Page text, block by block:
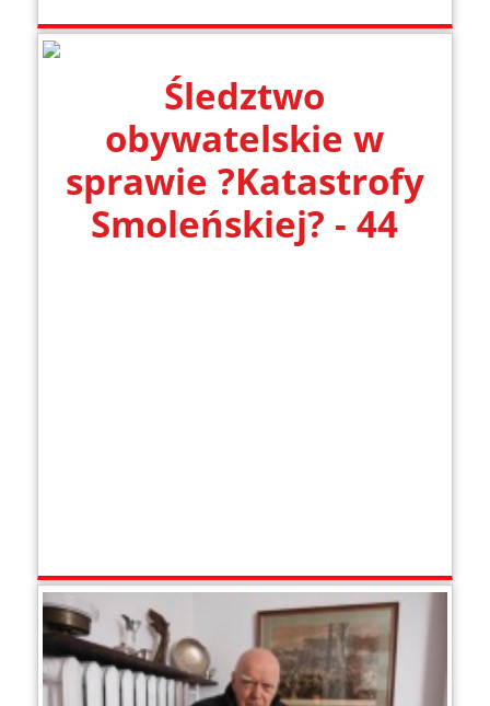
Śledztwo
obywatelskie w
sprawie ?Katastrofy
Smoleńskiej? - 44